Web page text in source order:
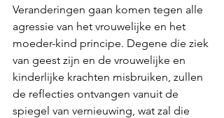
Veranderingen gaan komen tegen alle
agressie van het vrouwelijke en het
moeder-kind principe. Degene die ziek
van geest zijn en de vrouwelijke en
kinderlijke krachten misbruiken, zullen
de reflecties ontvangen vanuit de
spiegel van vernieuwing, wat zal die